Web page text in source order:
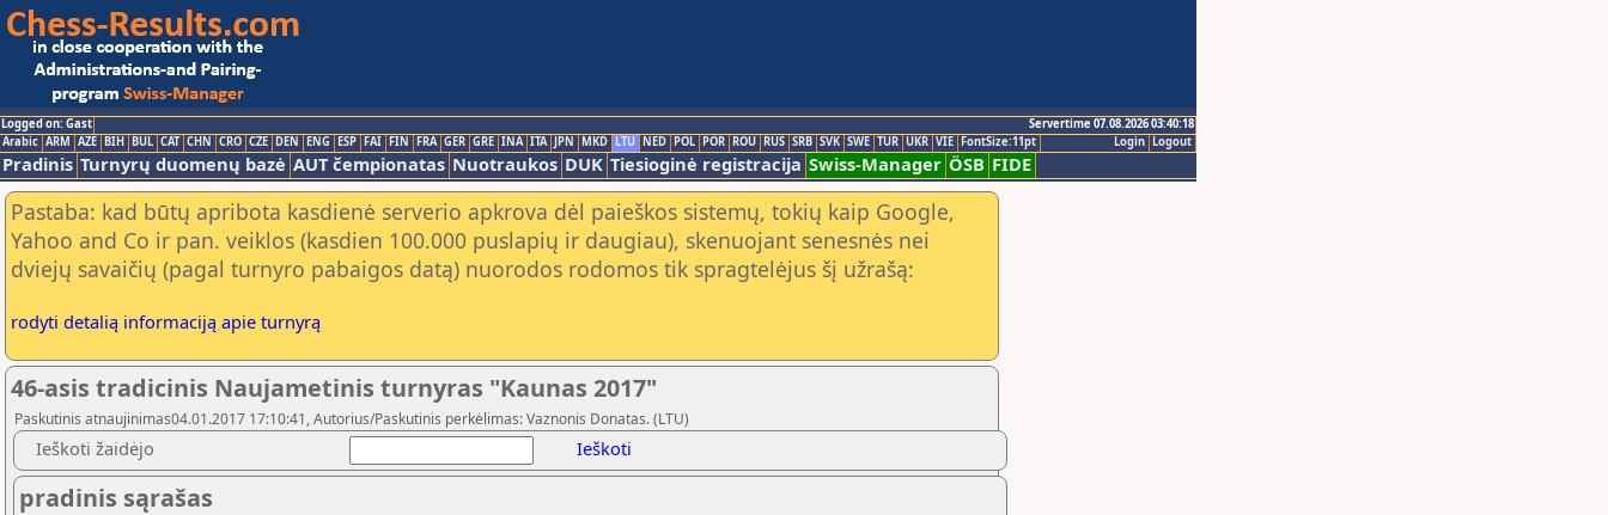
Logged on: Gast
Servertime 07.08.2026 03:40:18
Logout
Login
Arabic ARM AZE BIH BUL CAT CHN CRO CZE DEN ENG ESP FAI FIN FRA GER GRE INA ITA JPN MKD LTU NED POL POR ROU RUS SRB SVK SWE TUR UKR VIE FontSize:11pt
Pradinis Turnyrų duomenų bazė AUT čempionatas Nuotraukos DUK Tiesioginė registracija Swiss-Manager ÖSB FIDE
Pastaba: kad būtų apribota kasdienė serverio apkrova dėl paieškos sistemų, tokių kaip Google,
Yahoo and Co ir pan. veiklos (kasdien 100.000 puslapių ir daugiau), skenuojant senesnės nei
dviejų savaičių (pagal turnyro pabaigos datą) nuorodos rodomos tik spragtelėjus šį užrašą:
rodyti detalią informaciją apie turnyrą
46-asis tradicinis Naujametinis turnyras "Kaunas 2017"
Paskutinis atnaujinimas04.01.2017 17:10:41, Autorius/Paskutinis perkėlimas: Vaznonis Donatas. (LTU)
Ieškoti žaidėjo Ieškoti
pradinis sąrašas